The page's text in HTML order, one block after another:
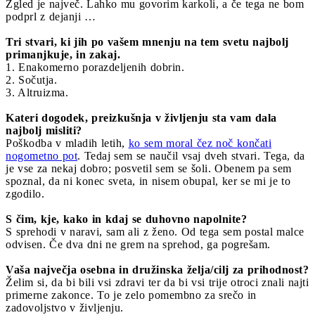
Zgled je največ. Lahko mu govorim karkoli, a če tega ne bom
podprl z dejanji …
Tri stvari, ki jih po vašem mnenju na tem svetu najbolj
primanjkuje, in zakaj.
1. Enakomerno porazdeljenih dobrin.
2. Sočutja.
3. Altruizma.
Kateri dogodek, preizkušnja v življenju sta vam dala
najbolj misliti?
Poškodba v mladih letih, ko sem moral čez noč končati
nogometno pot. Tedaj sem se naučil vsaj dveh stvari. Tega, da
je vse za nekaj dobro; posvetil sem se šoli. Obenem pa sem
spoznal, da ni konec sveta, in nisem obupal, ker se mi je to
zgodilo.
S čim, kje, kako in kdaj se duhovno napolnite?
S sprehodi v naravi, sam ali z ženo. Od tega sem postal malce
odvisen. Če dva dni ne grem na sprehod, ga pogrešam.
Vaša največja osebna in družinska želja/cilj za prihodnost?
Želim si, da bi bili vsi zdravi ter da bi vsi trije otroci znali najti
primerne zakonce. To je zelo pomembno za srečo in
zadovoljstvo v življenju.